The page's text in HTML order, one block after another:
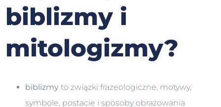
biblizmy i
mitologizmy?
biblizmy to związki frazeologiczne, motywy,
symbole, postacie i sposoby obrazowania